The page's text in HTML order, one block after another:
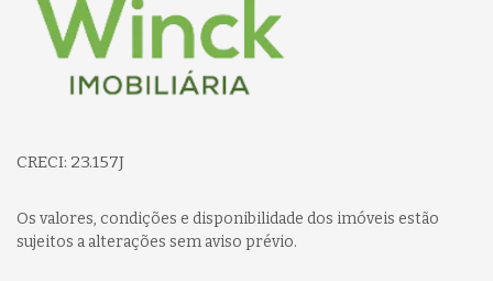
CRECI: 23.157J
Os valores, condições e disponibilidade dos imóveis estão
sujeitos a alterações sem aviso prévio.